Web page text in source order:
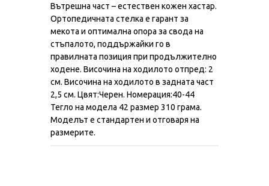
Вътрешна част – естествен кожен хастар.
Ортопедичната стелка е гарант за
мекота и оптимална опора за свода на
стъпалото, поддържайки го в
правилната позиция при продължително
ходене. Височина на ходилото отпред: 2
см. Височина на ходилото в задната част
2,5 см. Цвят:Черен. Номерация:40-44
Тегло на модела 42 размер 310 грама.
Моделът е стандартен и отговаря на
размерите.